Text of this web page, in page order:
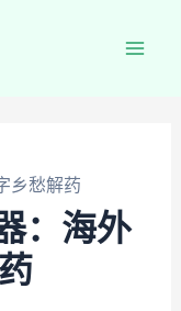
乡愁解药
：海外